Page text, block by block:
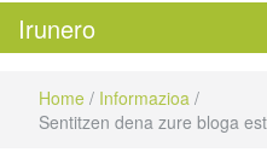
Irunero
Home / Informazioa /
Sentitzen dena zure bloga